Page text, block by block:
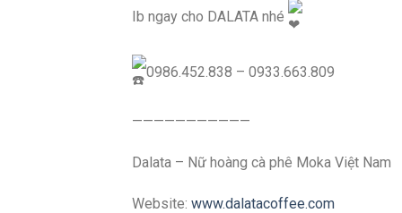
Ib ngay cho DALATA nhé
0986.452.838 – 0933.663.809
———————————
Dalata – Nữ hoàng cà phê Moka Việt Nam
Website: www.dalatacoffee.com